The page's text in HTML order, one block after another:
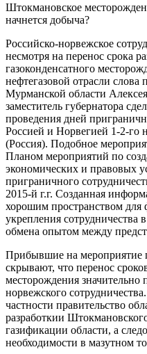
Штокмановское
начнется добыча?
Российско-норвежское
несмотря на перенос срока
газоконденсатного
нефтегазовой отрасли слова
Мурманской области
заместитель губернатора
проведения дней
Россией и Норвегией 1-2-го
(Россия). Подобное
Планом мероприятий по
экономических и правовых
приграничного
2015-й г.г. Созданная
хорошим пространством
укрепления сотрудничества
обмена опытом между
Прибывшие на мероприятие
скрывают, что перенос
месторождения значительно
норвежского
частности правительство
разработкии
газификации области, а
необходимости в мазутном